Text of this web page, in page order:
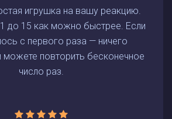
игрушка на вашу реакцию.
1 до 15 как можно быстрее. Если
с первого раза — ничего
повторить бесконечное
число раз.